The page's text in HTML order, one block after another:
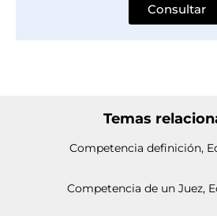
Consultar
Temas
Competencia definición,
Competencia de un Juez,